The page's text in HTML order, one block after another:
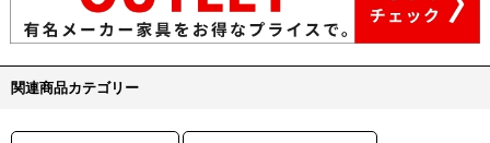
関連商品カテゴリー